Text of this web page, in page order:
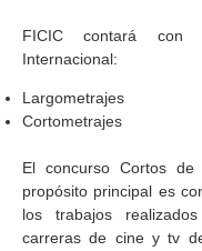
FICIC contará con
Internacional:
Largometrajes
Cortometrajes
El concurso Cortos de
propósito principal es
los trabajos
carreras de cine y tv